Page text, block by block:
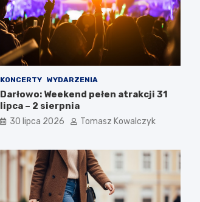
KONCERTY WYDARZENIA
Darłowo: Weekend pełen atrakcji 31
lipca – 2 sierpnia
30 lipca 2026 Tomasz Kowalczyk